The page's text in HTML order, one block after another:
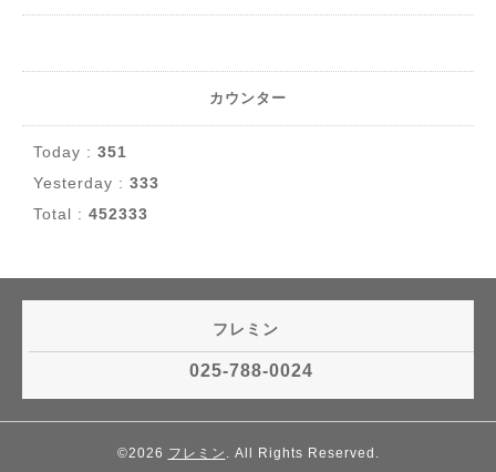
カウンター
Today : 351
Yesterday : 333
Total : 452333
フレミン
025-788-0024
©2026 フレミン . All Rights Reserved.